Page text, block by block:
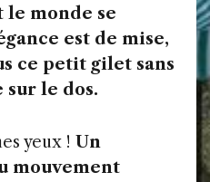
le monde se
est de mise,
ce petit gilet sans
sur le dos.
yeux ! Un
mouvement